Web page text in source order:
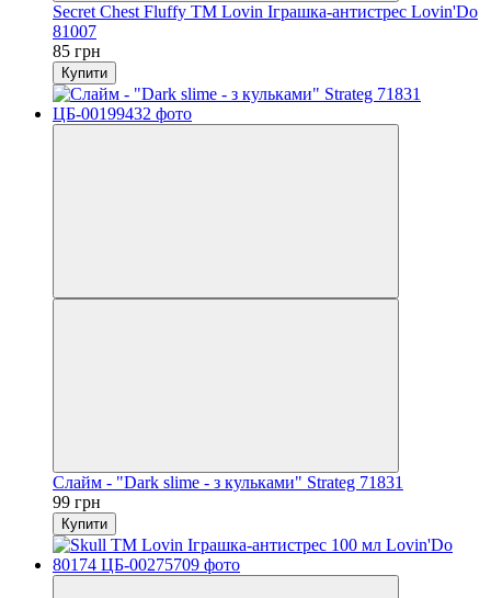
Secret Chest Fluffy ТМ Lovin Іграшка-антистрес Lovin'Do
81007
85 грн
Купити
Слайм - "Dark slime - з кульками" Strateg 71831
99 грн
Купити